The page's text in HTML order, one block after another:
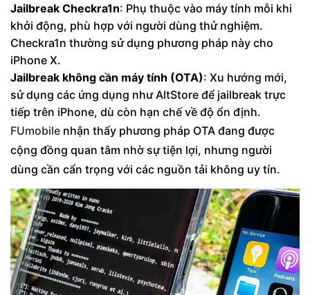
Jailbreak Checkra1n: Phụ thuộc vào máy tính mỗi khi
khởi động, phù hợp với người dùng thử nghiệm.
Checkra1n thường sử dụng phương pháp này cho
iPhone X.
Jailbreak không cần máy tính (OTA): Xu hướng mới,
sử dụng các ứng dụng như AltStore để jailbreak trực
tiếp trên iPhone, dù còn hạn chế về độ ổn định.
FUmobile nhận thấy phương pháp OTA đang được
cộng đồng quan tâm nhờ sự tiện lợi, nhưng người
dùng cần cẩn trọng với các nguồn tải không uy tín.